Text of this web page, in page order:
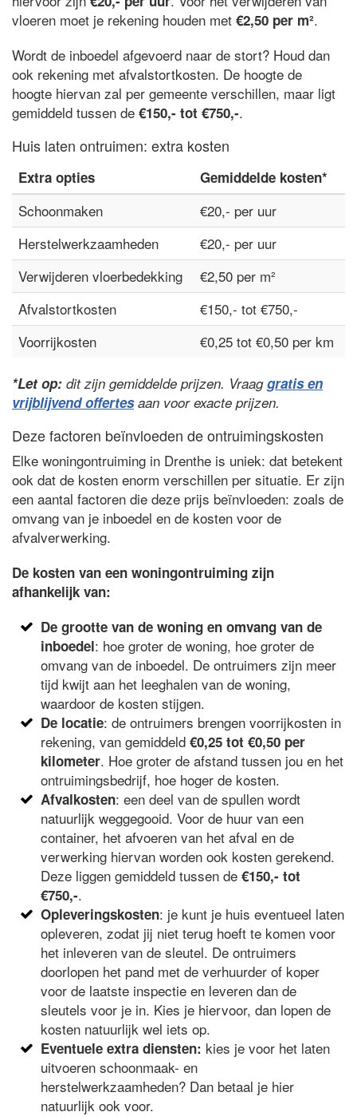
vloeren moet je rekening houden met €2,50 per m².
Wordt de inboedel afgevoerd naar de stort? Houd dan
ook rekening met afvalstortkosten. De hoogte de
hoogte hiervan zal per gemeente verschillen, maar ligt
gemiddeld tussen de €150,- tot €750,-.
Huis laten ontruimen: extra kosten
Extra opties Gemiddelde kosten*
Schoonmaken
€20,- per uur
Herstelwerkzaamheden
€20,- per uur
Verwijderen vloerbedekking
€2,50 per m²
Afvalstortkosten
€150,- tot €750,-
Voorrijkosten
€0,25 tot €0,50 per km
*Let op: dit zijn gemiddelde prijzen. Vraaggratis en
vrijblijvend offertesaan voor exacte prijzen.
Deze factoren beïnvloeden de ontruimingskosten
Elke woningontruiming in Drenthe is uniek: dat betekent
ook dat de kosten enorm verschillen per situatie. Er zijn
een aantal factoren die deze prijs beïnvloeden: zoals de
omvang van je inboedel en de kosten voor de
afvalverwerking.
De kosten van een woningontruiming zijn
afhankelijk van:
De grootte van de woning en omvang van de
inboedel: hoe groter de woning, hoe groter de
omvang van de inboedel. De ontruimers zijn meer
tijd kwijt aan het leeghalen van de woning,
waardoor de kosten stijgen.
De locatie: de ontruimers brengen voorrijkosten in
rekening, van gemiddeld€0,25 tot €0,50 per
kilometer. Hoe groter de afstand tussen jou en het
ontruimingsbedrijf, hoe hoger de kosten.
Afvalkosten: een deel van de spullen wordt
natuurlijk weggegooid. Voor de huur van een
container, het afvoeren van het afval en de
verwerking hiervan worden ook kosten gerekend.
Deze liggen gemiddeld tussen de€150,- tot
€750,-.
Opleveringskosten: je kunt je huis eventueel laten
opleveren, zodat jij niet terug hoeft te komen voor
het inleveren van de sleutel. De ontruimers
doorlopen het pand met de verhuurder of koper
voor de laatste inspectie en leveren dan de
sleutels voor je in. Kies je hiervoor, dan lopen de
kosten natuurlijk wel iets op.
Eventuele extra diensten: kies je voor het laten
uitvoeren schoonmaak- en
herstelwerkzaamheden? Dan betaal je hier
natuurlijk ook voor.